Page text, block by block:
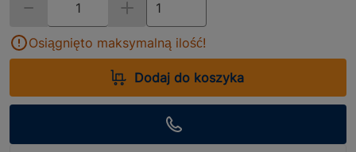
Osiągnięto maksymalną ilość!
Dodaj do koszyka